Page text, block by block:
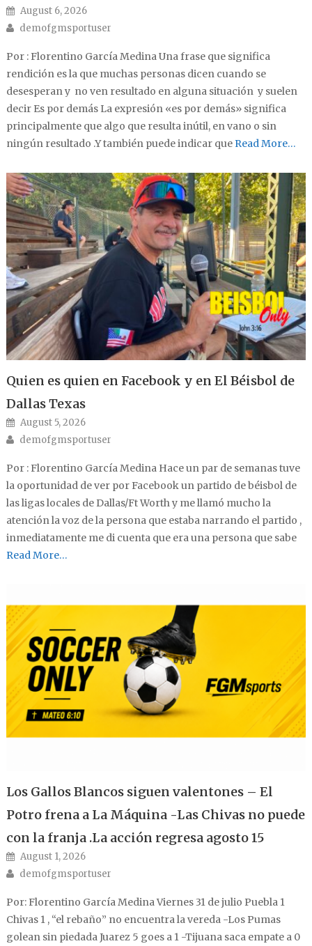
Posted on
August 6, 2026
Author
demofgmsportuser
Por : Florentino García Medina Una frase que significa
rendición es la que muchas personas dicen cuando se
desesperan y no ven resultado en alguna situación y suelen
decir Es por demás La expresión «es por demás» significa
principalmente que algo que resulta inútil, en vano o sin
ningún resultado .Y también puede indicar queRead More…
Quien es quien en Facebook y en El Béisbol de
Dallas Texas
Posted on
August 5, 2026
Author
demofgmsportuser
Por : Florentino García Medina Hace un par de semanas tuve
la oportunidad de ver por Facebook un partido de béisbol de
las ligas locales de Dallas/Ft Worth y me llamó mucho la
atención la voz de la persona que estaba narrando el partido ,
inmediatamente me di cuenta que era una persona que sabe
Read More…
Los Gallos Blancos siguen valentones – El
Potro frena a La Máquina -Las Chivas no puede
con la franja .La acción regresa agosto 15
Posted on
August 1, 2026
Author
demofgmsportuser
Por: Florentino García Medina Viernes 31 de julio Puebla 1
Chivas 1 , “el rebaño” no encuentra la vereda -Los Pumas
golean sin piedada Juarez 5 goes a 1 -Tijuana saca empate a 0